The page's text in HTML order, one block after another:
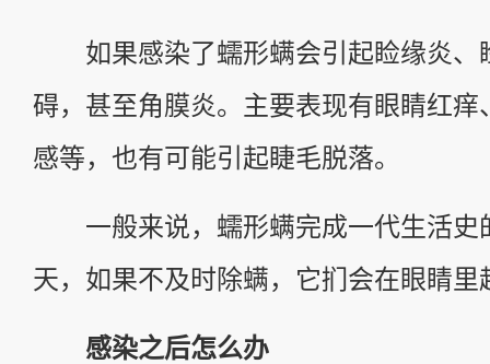
如果感染了蠕形螨会引起睑缘炎、
碍，甚至角膜炎。主要表现有眼睛红痒
感等，也有可能引起睫毛脱落。
一般来说，蠕形螨完成一代生活史
天，如果不及时除螨，它扪会在眼睛里
感染之后怎么办